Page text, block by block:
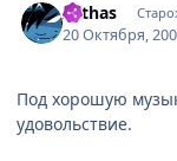
Arthas
20 Октября,
Под хорошую
удовольствие.